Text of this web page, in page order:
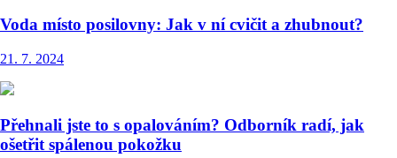
Voda místo posilovny: Jak v ní cvičit a zhubnout?
21. 7. 2024
Přehnali jste to s opalováním? Odborník radí, jak
ošetřit spálenou pokožku